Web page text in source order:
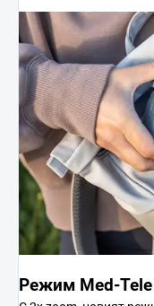
Режим Med-Tele